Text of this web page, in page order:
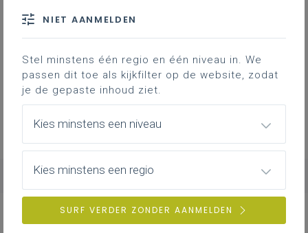
Geen zoekresultaten
zoekcriteria.
Probeer een andere zoekopdracht.
NIEUWS ALLE NIEUWS
NIET AANMELDEN
Stel minstens één regio en één niveau in. We
passen dit toe als kijkfilter op de website, zodat
je de gepaste inhoud ziet.
Kies minstens een niveau
Kies minstens een regio
SURF VERDER ZONDER AANMELDEN